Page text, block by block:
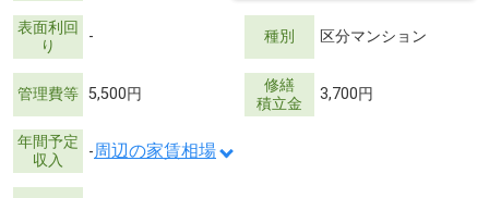
表面利回
り
- 種別 区分マンション
管理費等 5,500円
修繕
積立金
3,700円
年間予定
収入
-周辺の家賃相場